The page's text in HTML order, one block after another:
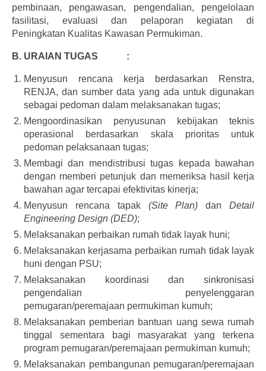
pembinaan, pengawasan, pengendalian, pengelolaan
fasilitasi, evaluasi dan pelaporan kegiatan di
Peningkatan Kualitas Kawasan Permukiman.
B. URAIAN TUGAS :
Menyusun rencana kerja berdasarkan Renstra,
RENJA, dan sumber data yang ada untuk digunakan
sebagai pedoman dalam melaksanakan tugas;
Mengoordinasikan penyusunan kebijakan teknis
operasional berdasarkan skala prioritas untuk
pedoman pelaksanaan tugas;
Membagi dan mendistribusi tugas kepada bawahan
dengan memberi petunjuk dan memeriksa hasil kerja
bawahan agar tercapai efektivitas kinerja;
Menyusun rencana tapak (Site Plan) danDetail
Engineering Design (DED);
Melaksanakan perbaikan rumah tidak layak huni;
Melaksanakan kerjasama perbaikan rumah tidak layak
huni dengan PSU;
Melaksanakan koordinasi dan sinkronisasi
pengendalian penyelenggaran
pemugaran/peremajaan permukiman kumuh;
Melaksanakan pemberian bantuan uang sewa rumah
tinggal sementara bagi masyarakat yang terkena
program pemugaran/peremajaan permukiman kumuh;
Melaksanakan pembangunan pemugaran/peremajaan